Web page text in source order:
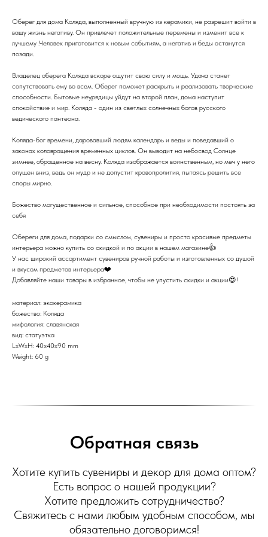
Оберег для дома Коляда, выполненный вручную из керамики, не разрешит войти в
вашу жизнь негативу. Он привлечет положительные перемены и изменит все к
лучшему .Человек приготовится к новым событиям, а негатив и беды останутся
позади.
Владелец оберега Коляда вскоре ощутит свою силу и мощь. Удача станет
сопутствовать ему во всем. Оберег поможет раскрыть и реализовать творческие
способности. Бытовые неурядицы уйдут на второй план, дома наступит
спокойствие и мир. Коляда - один из светлых солнечных богов русского
ведического пантеона.
Коляда-бог времени, даровавший людям календарь и веды и поведавший о
законах коловращения временных циклов. Он выводит на небосвод Солнце
зимнее, обращенное на весну. Коляда изображается воинственным, но меч у него
опущен вниз, ведь он мудр и не допустит кровопролития, пытаясь решить все
споры мирно.
Божество могущественное и сильное, способное при необходимости постоять за
себя
Обереги для дома, подарки со смыслом, сувениры и просто красивые предметы
интерьера можно купить со скидкой и по акции в нашем магазине👍
У нас широкий ассортимент сувениров ручной работы и изготовленных со душой
и вкусом предметов интерьера❤️
Добавляйте наши товары в избранное, чтобы не упустить скидки и акции😍!
материал: экокерамика
божество: Коляда
мифология: славянская
вид: статуэтка
LxWxH: 40x40x90 mm
Weight: 60 g
Обратная связь
Хотите купить сувениры и декор для дома оптом?
Есть вопрос о нашей продукции?
Хотите предложить сотрудничество?
Свяжитесь с нами любым удобным способом, мы
обязательно договоримся!